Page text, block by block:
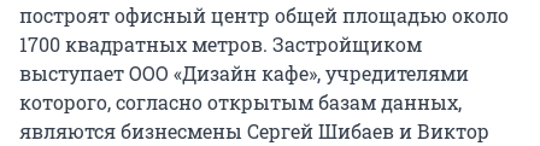
построят офисный центр общей площадью около
1700 квадратных метров. Застройщиком
выступает ООО «Дизайн кафе», учредителями
которого, согласно открытым базам данных,
являются бизнесмены Сергей Шибаев и Виктор